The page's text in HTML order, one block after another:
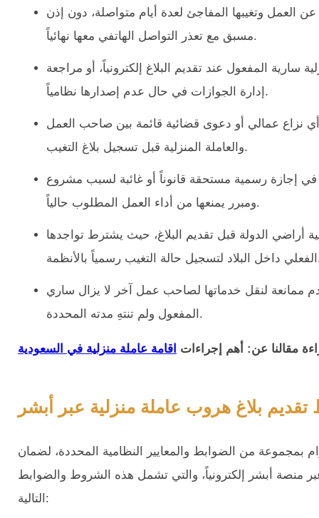
عن العمل وتغيبها المفاجئ لعدة أيام متواصلة، دون إذن
مسبق مع تعذر التواصل الهاتفي معها نهائياً.
سارية المفعول عند تقديم البلاغ إلكترونياً، أو مراجعة
إدارة الجوازات في حال عدم إصدارها نظامياً.
نزاع عمالي أو دعوى قضائية قائمة بين صاحب العمل
والعاملة المنزلية قبل تسجيل بلاغ التغيب.
في إجازة رسمية مستحقة قانوناً أو غائبة لسبب مشروع
ومبرر يمنعها من أداء العمل المطلوب حالياً.
أراضي الدولة قبل تقديم البلاغ، حيث يشترط تواجدها
بالأنظمة.
ممانعة لنقل خدماتها لصاحب عمل آخر لا يزال ساري
المفعول ولم تنتهِ مدته المحددة.
مقالنا عن: أهم إجراءات
بلاغ هروب عاملة منزلية عبر أبشر
بمجموعة من الضوابط والمعايير النظامية المحددة، لضمان
عبر منصة أبشر إلكترونياً، والتي تشمل هذه الشروط والضوابط
التالية: